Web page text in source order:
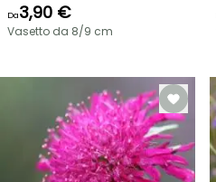
30%
Da3,90 €
Vasetto da 8/9 cm